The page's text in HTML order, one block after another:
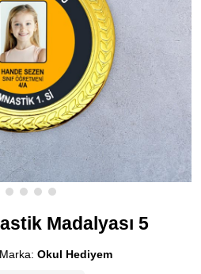
Madalyası 5
Okul Hediyem